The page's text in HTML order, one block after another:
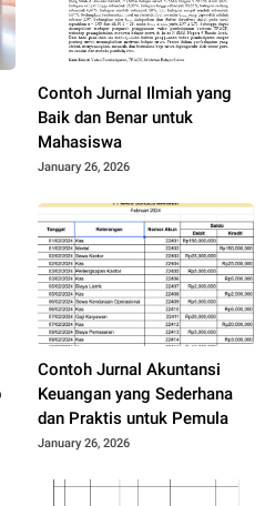
Contoh Jurnal Ilmiah yang
Baik dan Benar untuk
Mahasiswa
January 26, 2026
Contoh Jurnal Akuntansi
Keuangan yang Sederhana
dan Praktis untuk Pemula
January 26, 2026